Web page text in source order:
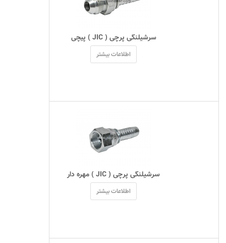
سرشیلنگی پرچی ( JIC ) پیچی
اطلاعات بیشتر
سرشیلنگی پرچی ( JIC ) مهره دار
اطلاعات بیشتر